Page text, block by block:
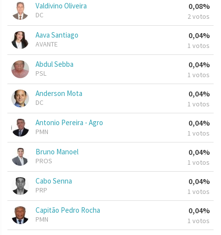
Valdivino Oliveira
DC
0,08%
2 votos
Aava Santiago
AVANTE
0,04%
1 votos
Abdul Sebba
PSL
0,04%
1 votos
Anderson Mota
DC
0,04%
1 votos
Antonio Pereira - Agro
PMN
0,04%
1 votos
Bruno Manoel
PROS
0,04%
1 votos
Cabo Senna
PRP
0,04%
1 votos
Capitão Pedro Rocha
PMN
0,04%
1 votos